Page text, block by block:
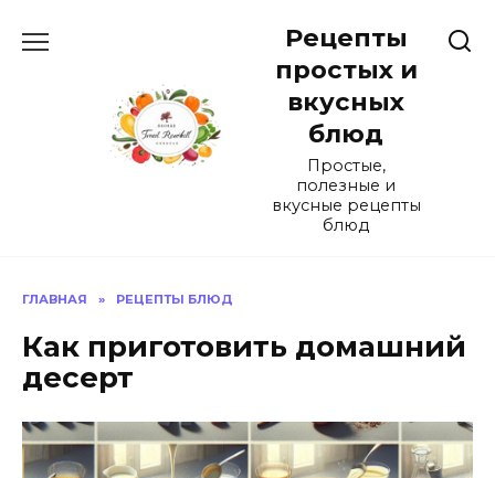
Рецепты
простых и
вкусных
блюд
Простые,
полезные и
вкусные рецепты
блюд
ГЛАВНАЯ » РЕЦЕПТЫ БЛЮД
Как приготовить домашний
десерт